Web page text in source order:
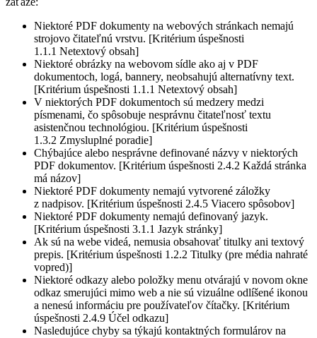
Niektoré PDF dokumenty na webových stránkach nemajú
strojovo čitateľnú vrstvu. [Kritérium úspešnosti
1.1.1 Netextový obsah]
Niektoré obrázky na webovom sídle ako aj v PDF
dokumentoch, logá, bannery, neobsahujú alternatívny text.
[Kritérium úspešnosti 1.1.1 Netextový obsah]
V niektorých PDF dokumentoch sú medzery medzi
písmenami, čo spôsobuje nesprávnu čitateľnosť textu
asistenčnou technológiou. [Kritérium úspešnosti
1.3.2 Zmysluplné poradie]
Chýbajúce alebo nesprávne definované názvy v niektorých
PDF dokumentov. [Kritérium úspešnosti 2.4.2 Každá stránka
má názov]
Niektoré PDF dokumenty nemajú vytvorené záložky
z nadpisov. [Kritérium úspešnosti 2.4.5 Viacero spôsobov]
Niektoré PDF dokumenty nemajú definovaný jazyk.
[Kritérium úspešnosti 3.1.1 Jazyk stránky]
Ak sú na webe videá, nemusia obsahovať titulky ani textový
prepis. [Kritérium úspešnosti 1.2.2 Titulky (pre média nahraté
vopred)]
Niektoré odkazy alebo položky menu otvárajú v novom okne
odkaz smerujúci mimo web a nie sú vizuálne odlíšené ikonou
a nenesú informáciu pre používateľov čítačky. [Kritérium
úspešnosti 2.4.9 Účel odkazu]
Nasledujúce chyby sa týkajú kontaktných formulárov na